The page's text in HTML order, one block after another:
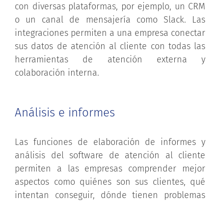
con diversas plataformas, por ejemplo, un CRM
o un canal de mensajería como Slack. Las
integraciones permiten a una empresa conectar
sus datos de atención al cliente con todas las
herramientas de atención externa y
colaboración interna.
Análisis e informes
Las funciones de elaboración de informes y
análisis del software de atención al cliente
permiten a las empresas comprender mejor
aspectos como quiénes son sus clientes, qué
intentan conseguir, dónde tienen problemas